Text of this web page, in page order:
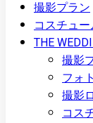
撮影プラン
コスチュー
THE
撮影
フォ
撮影
コス